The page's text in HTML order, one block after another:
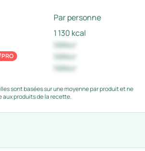
Par personne
1 130 kcal
Valeur
Valeur
Valeur
PRO
sont basées sur une moyenne par produit et ne
produits de la recette.